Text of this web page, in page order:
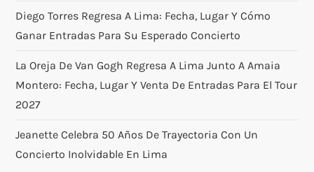
Diego Torres Regresa A Lima: Fecha, Lugar Y Cómo
Ganar Entradas Para Su Esperado Concierto
La Oreja De Van Gogh Regresa A Lima Junto A Amaia
Montero: Fecha, Lugar Y Venta De Entradas Para El Tour
2027
Jeanette Celebra 50 Años De Trayectoria Con Un
Concierto Inolvidable En Lima